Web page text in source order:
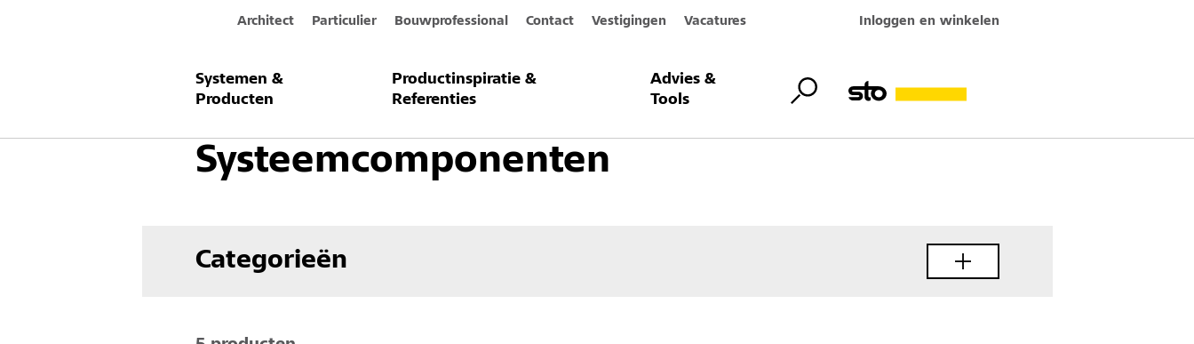
Architect Particulier Bouwprofessional Contact Vestigingen Vacatures Inloggen en winkelen
Systemen &
Producten
Productinspiratie &
Referenties
Advies &
Tools
Producten & Systemen Buitengevelisolatiesystemen Systeemcomponenten
Systeemcomponenten
Categorieën